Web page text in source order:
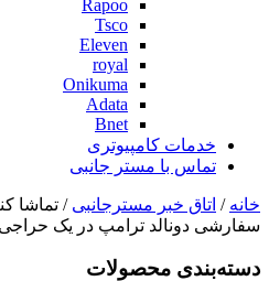
Rapoo
Tsco
Eleven
royal
Onikuma
Adata
Bnet
خدمات کامپیوتری
تماس با مستر جانبی
خانه / اتاق خبر مسترجانبی / تماشا
سفارشی دونالد ترامپ در یک حراجی
دسته‌بندی‌ محصولات